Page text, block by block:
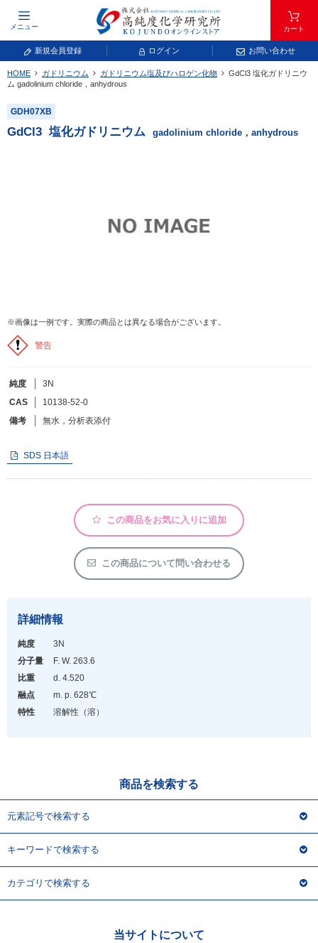
メニュー カート
新規会員登録 ログイン お問い合わせ
元素記号で検索する
元素周期表をタップすると、拡大表示されます。拡大した表から元素記号をタップ
し、一覧へ移動してください。
青色が取り扱い対象元素です。
カタログコードで検索
化学式で検索
和名・英名で検索
カテゴリで検索する
形状詳細
アウトレット
化学教材・オリジナルグッズ
HOME ガドリニウム ガドリニウム塩及びハロゲン化物 GdCl3 塩化ガドリニウ
ム gadolinium chloride，anhydrous
GDH07XB
GdCl3 塩化ガドリニウム gadolinium chloride，anhydrous
※画像は一例です。実際の商品とは異なる場合がございます。
警告
純度
3N
CAS
10138-52-0
備考
無水，分析表添付
SDS 日本語
この商品をお気に入りに追加
この商品について問い合わせる
詳細情報
純度
3N
分子量
F. W. 263.6
比重
d. 4.520
融点
m. p. 628℃
特性
溶解性（溶）
商品を検索する
元素記号で検索する
キーワードで検索する
カテゴリで検索する
当サイトについて